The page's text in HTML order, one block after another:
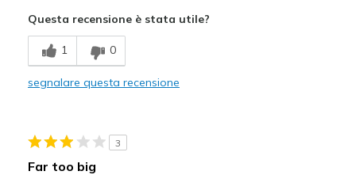
Migliori Utilizzi:
Casual Wear
Questa recensione è stata utile?
1 0
segnalare questa recensione
3
Far too big